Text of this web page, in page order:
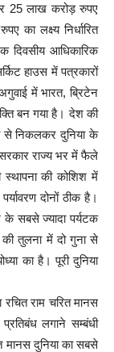
25 लाख करोड़ रुपए
का लक्ष्य निर्धारित
दिवसीय आधिकारिक
हाउस में पत्रकारों
में भारत, ब्रिटेन
बन गया है। देश की
से निकलकर दुनिया के
सरकार राज्य भर में फैले
की कोशिश में
दोनों ठीक है।
सबसे ज्यादा पर्यटक
की तुलना में दो गुना से
का है। पूरी दुनिया
रचित राम चरित मानस
लगाने सम्बंधी
मानस दुनिया का सबसे